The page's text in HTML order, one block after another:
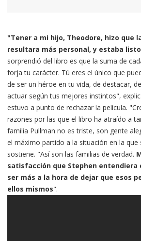
"Tener a mi hijo, Theodore, hizo que
resultara más personal, y estaba
sorprendió del libro es que la suma de
forja tu carácter. Tú eres el único que
de ser un héroe en tu vida, de destacar,
actuar según tus mejores instintos",
estuvo a punto de rechazar la película.
razones por las que el libro ha atraído a
familia Pullman no es triste, son gente
el máximo partido a la situación en la que
sostiene. "Así son las familias de verdad.
satisfacción que Stephen entendiera
ser más a la hora de dejar que esos
ellos mismos".